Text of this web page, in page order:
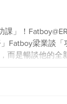
課」！
Fatboy梁業談「
而是暢談他的全
課」不同彼「功